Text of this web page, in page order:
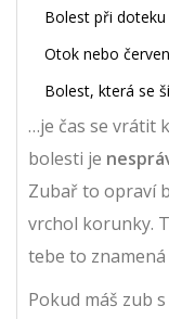
Bolest při
Otok nebo
Bolest, která se
…je čas se vrátit
bolesti je
Zubař to opraví
vrchol korunky.
tebe to
Pokud máš zub